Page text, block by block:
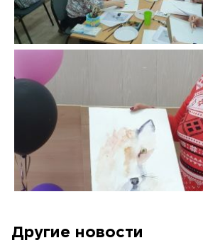
Другие новости